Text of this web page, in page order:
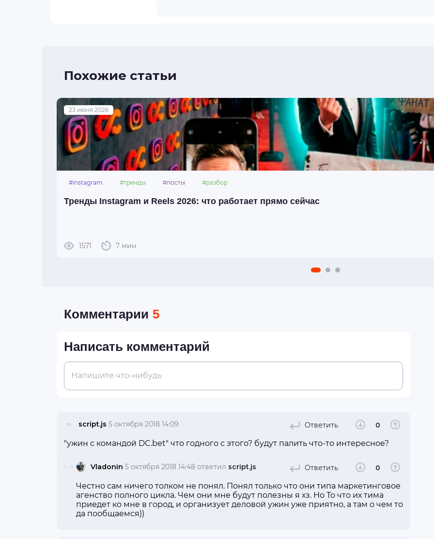
Похожие статьи
23 июня 2026
#instagram #тренды #посты #разбор
Тренды Instagram и Reels 2026: что работает прямо сейчас
1571 7 мин
Комментарии 5
Написать комментарий
Напишите что-нибудь
script.js 5 октября 2018 14:09 Ответить 0
"ужин с командой DC.bet" что годного с этого? будут палить что-то интересное?
Vladonin 5 октября 2018 14:48 ответил script.js Ответить 0
Честно сам ничего толком не понял. Понял только что они типа маркетинговое
агенство полного цикла. Чем они мне будут полезны я хз. Но То что их тима
приедет ко мне в город, и организует деловой ужин уже приятно, а там о чем то
да пообщаемся))